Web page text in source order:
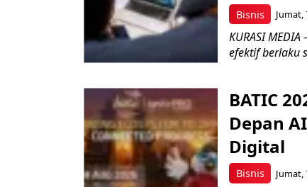
Bisnis Jumat,
KURASI
efektif berlaku
Bisnis
BATIC
Depan
Digital
Jumat,